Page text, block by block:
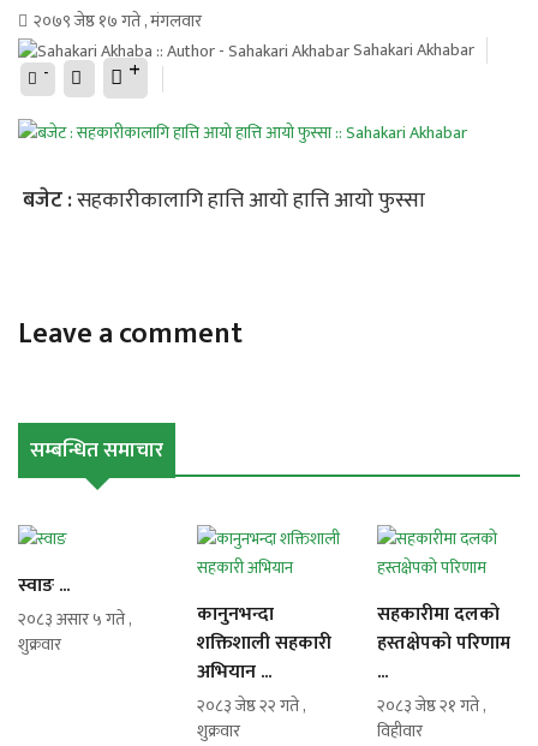
२०७९ जेष्ठ १७ गते , मंगलवार
Sahakari Akhabar
- +
बजेट :सहकारीकालागि हात्ति आयो हात्ति आयो फुस्सा
Leave a comment
सम्बन्धित समाचार
स्वाङ ...
२०८३ असार ५ गते ,
शुक्रवार
कानुनभन्दा
शक्तिशाली सहकारी
अभियान ...
२०८३ जेष्ठ २२ गते ,
शुक्रवार
सहकारीमा दलकाे
हस्तक्षेपकाे परिणाम
...
२०८३ जेष्ठ २१ गते ,
विहीवार